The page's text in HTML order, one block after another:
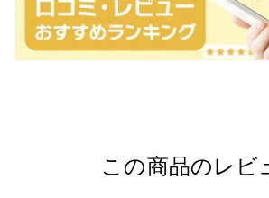
この商品のレビ